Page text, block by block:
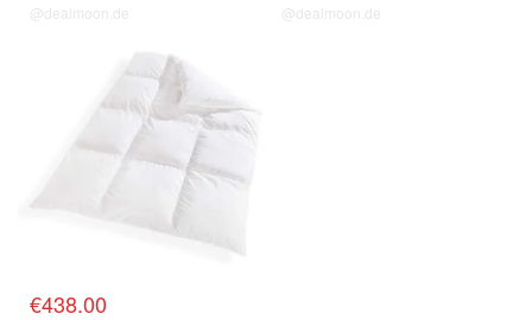
@dealmoon.de @dealmoon.de
€438.00